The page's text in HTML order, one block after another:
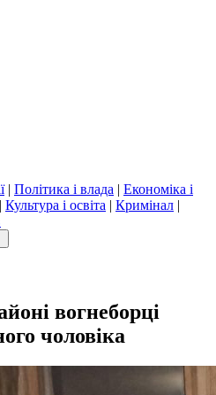
| Політика і влада | Економіка і
| Культура і освіта | Кримінал |
вогнеборці
чоловіка